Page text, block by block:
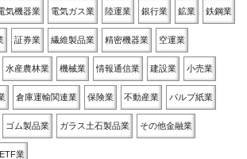
気機器業 電気ガス業 陸運業 銀行業 鉱業 鉄鋼業
証券業 繊維製品業 精密機器業 空運業
水産農林業 機械業 情報通信業 建設業 小売業
倉庫運輸関連業 保険業 不動産業 パルプ紙業
ゴム製品業 ガラス土石製品業 その他金融業
ETF業